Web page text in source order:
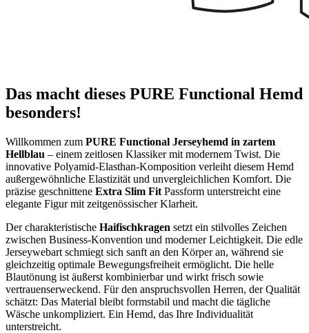
Das macht dieses PURE Functional Hemd
besonders!
Willkommen zum PURE Functional Jerseyhemd in zartem
Hellblau – einem zeitlosen Klassiker mit modernem Twist. Die
innovative Polyamid-Elasthan-Komposition verleiht diesem Hemd
außergewöhnliche Elastizität und unvergleichlichen Komfort. Die
präzise geschnittene Extra Slim Fit Passform unterstreicht eine
elegante Figur mit zeitgenössischer Klarheit.
Der charakteristische Haifischkragen setzt ein stilvolles Zeichen
zwischen Business-Konvention und moderner Leichtigkeit. Die edle
Jerseywebart schmiegt sich sanft an den Körper an, während sie
gleichzeitig optimale Bewegungsfreiheit ermöglicht. Die helle
Blautönung ist äußerst kombinierbar und wirkt frisch sowie
vertrauenserweckend. Für den anspruchsvollen Herren, der Qualität
schätzt: Das Material bleibt formstabil und macht die tägliche
Wäsche unkompliziert. Ein Hemd, das Ihre Individualität
unterstreicht.